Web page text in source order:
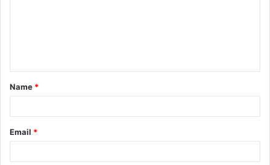
Name *
Email *